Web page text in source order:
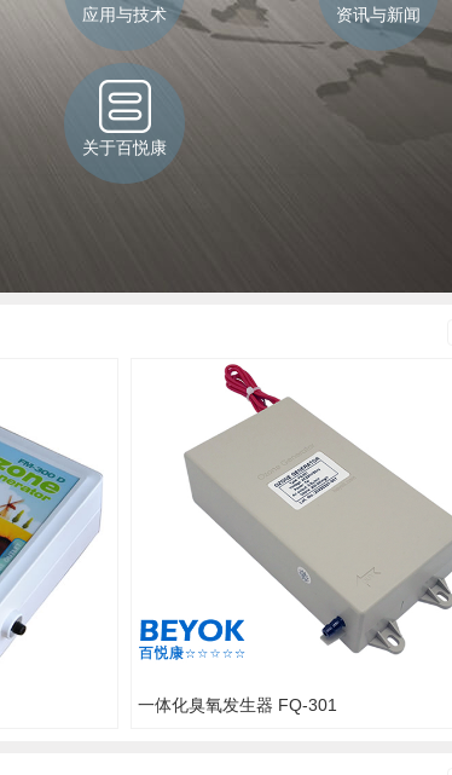
应用与技术 资讯与新闻
关于百悦康
一体化臭氧发生器 FQ-301